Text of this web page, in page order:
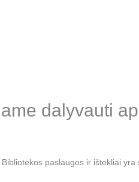
dalyvauti
paslaugos ir ištekliai